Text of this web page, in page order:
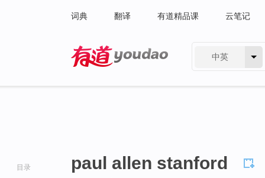
词典 翻译 有道精品课 云笔记
中英
目录 paul allen stanford